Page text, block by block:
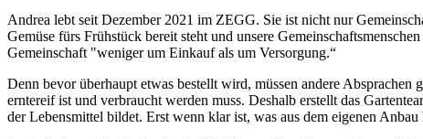
Andrea lebt seit Dezember 2021 im ZEGG. Sie ist nicht nur
Gemüse fürs Frühstück bereit steht und unsere
Gemeinschaft "weniger um Einkauf als um Versorgung.“
Denn bevor überhaupt etwas bestellt wird, müssen andere
erntereif ist und verbraucht werden muss. Deshalb erstellt das
der Lebensmittel bildet. Erst wenn klar ist, was aus dem eigenen